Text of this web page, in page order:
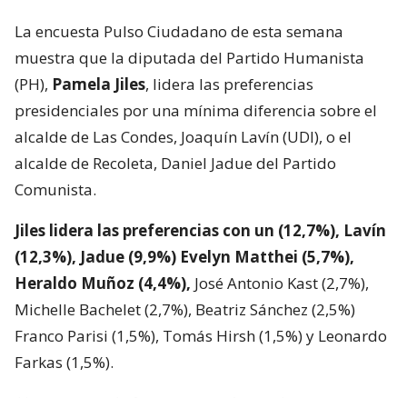
La encuesta Pulso Ciudadano de esta semana
muestra que la diputada del Partido Humanista
(PH), Pamela Jiles, lidera las preferencias
presidenciales por una mínima diferencia sobre el
alcalde de Las Condes, Joaquín Lavín (UDI), o el
alcalde de Recoleta, Daniel Jadue del Partido
Comunista.
Jiles lidera las preferencias con un (12,7%), Lavín
(12,3%), Jadue (9,9%) Evelyn Matthei (5,7%),
Heraldo Muñoz (4,4%), José Antonio Kast (2,7%),
Michelle Bachelet (2,7%), Beatriz Sánchez (2,5%)
Franco Parisi (1,5%), Tomás Hirsh (1,5%) y Leonardo
Farkas (1,5%).